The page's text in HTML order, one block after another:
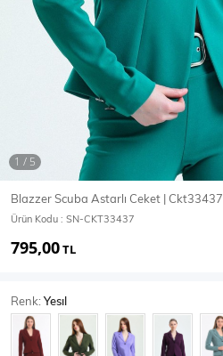
Ceket Mont & Kaban
T-Shirt
Blazzer Scuba Astarlı Ceket | Ckt33437
Ürün Kodu : SN-CKT33437
795,00TL
Renk:Yesıl